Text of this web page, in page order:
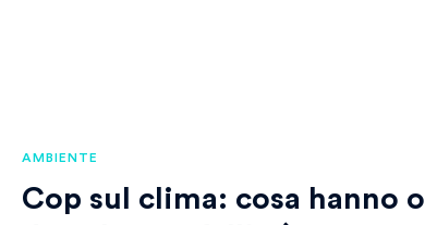
AMBIENTE
Cop sul clima: cosa hanno